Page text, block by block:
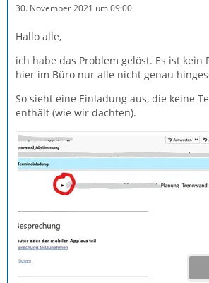
30. November 2021 um 09:00
Hallo alle,
ich habe das Problem gelöst. Es ist kein
hier im Büro nur alle nicht genau
So sieht eine Einladung aus, die keine
enthält (wie wir dachten).